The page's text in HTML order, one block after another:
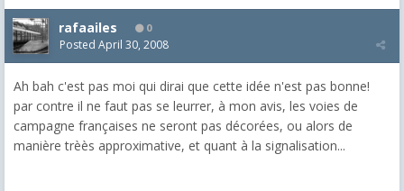
rafaailes 0
Posted April 30, 2008
Ah bah c'est pas moi qui dirai que cette idée n'est pas bonne!
par contre il ne faut pas se leurrer, à mon avis, les voies de
campagne françaises ne seront pas décorées, ou alors de
manière trèès approximative, et quant à la signalisation...